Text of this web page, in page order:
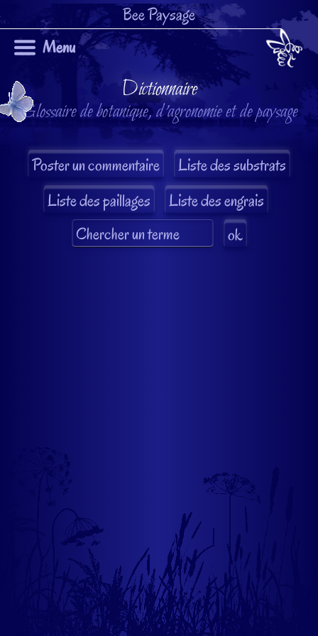
Bee Paysage
Menu
Dictionnaire
Glossaire de botanique, d'agronomie et de paysage
Liste des substrats
Liste des paillages
Liste des engrais